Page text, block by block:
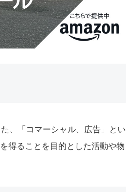
、「コマーシャル、広告」とい
得ることを目的とした活動や物